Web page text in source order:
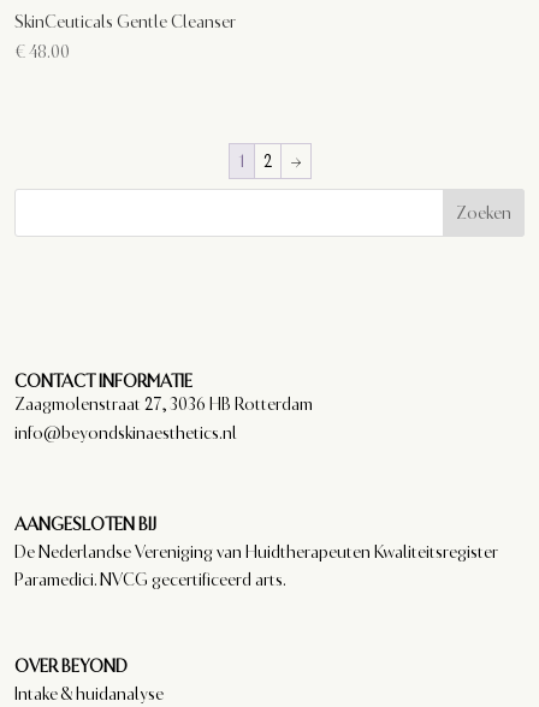
SkinCeuticals Gentle Cleanser
€48.00
1 2 →
Zoeken
CONTACT INFORMATIE
Zaagmolenstraat 27, 3036 HB Rotterdam
info@beyondskinaesthetics.nl
AANGESLOTEN BIJ
De Nederlandse Vereniging van Huidtherapeuten Kwaliteitsregister
Paramedici. NVCG gecertificeerd arts.
OVER BEYOND
Intake & huidanalyse